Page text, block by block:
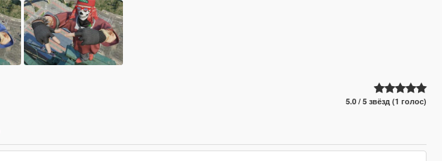
5.0 / 5 звёзд (1 голос)